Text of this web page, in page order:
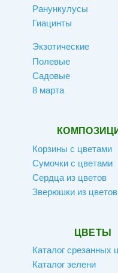
Ранункулусы
Гиацинты
Экзотические
Полевые
Садовые
8 марта
Корзины с цветами
Сумочки с цветами
Сердца из цветов
Зверюшки из цветов
ЦВЕТЫ
Каталог срезанных
Каталог зелени